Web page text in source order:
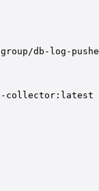
db-log-
collector:latest